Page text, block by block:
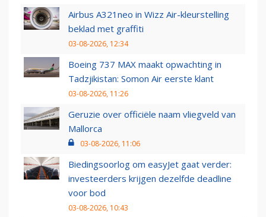
Airbus A321neo in Wizz Air-kleurstelling
beklad met graffiti
03-08-2026, 12:34
Boeing 737 MAX maakt opwachting in
Tadzjikistan: Somon Air eerste klant
03-08-2026, 11:26
Geruzie over officiële naam vliegveld van
Mallorca
03-08-2026, 11:06
Biedingsoorlog om easyJet gaat verder:
investeerders krijgen dezelfde deadline
voor bod
03-08-2026, 10:43